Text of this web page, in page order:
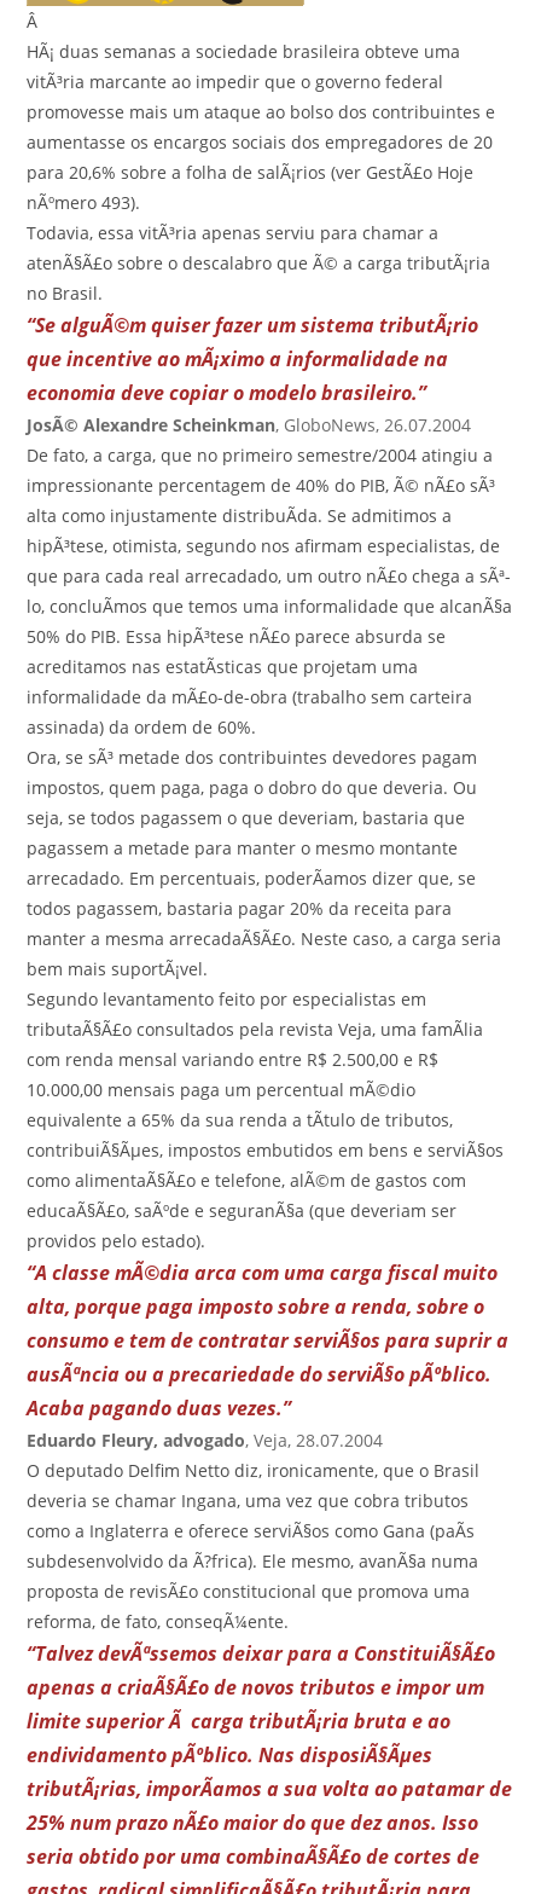
Â
HÃ¡ duas semanas a sociedade brasileira obteve uma
vitÃ³ria marcante ao impedir que o governo federal
promovesse mais um ataque ao bolso dos contribuintes e
aumentasse os encargos sociais dos empregadores de 20
para 20,6% sobre a folha de salÃ¡rios (ver GestÃ£o Hoje
nÃºmero 493).
Todavia, essa vitÃ³ria apenas serviu para chamar a
atenÃ§Ã£o sobre o descalabro que Ã© a carga tributÃ¡ria
no Brasil.
“Se alguÃ©m quiser fazer um sistema tributÃ¡rio
que incentive ao mÃ¡ximo a informalidade na
economia deve copiar o modelo brasileiro.”
JosÃ© Alexandre Scheinkman, GloboNews, 26.07.2004
De fato, a carga, que no primeiro semestre/2004 atingiu a
impressionante percentagem de 40% do PIB, Ã© nÃ£o sÃ³
alta como injustamente distribuÃ­da. Se admitimos a
hipÃ³tese, otimista, segundo nos afirmam especialistas, de
que para cada real arrecadado, um outro nÃ£o chega a sÃª-
lo, concluÃ­mos que temos uma informalidade que alcanÃ§a
50% do PIB. Essa hipÃ³tese nÃ£o parece absurda se
acreditamos nas estatÃ­sticas que projetam uma
informalidade da mÃ£o-de-obra (trabalho sem carteira
assinada) da ordem de 60%.
Ora, se sÃ³ metade dos contribuintes devedores pagam
impostos, quem paga, paga o dobro do que deveria. Ou
seja, se todos pagassem o que deveriam, bastaria que
pagassem a metade para manter o mesmo montante
arrecadado. Em percentuais, poderÃ­amos dizer que, se
todos pagassem, bastaria pagar 20% da receita para
manter a mesma arrecadaÃ§Ã£o. Neste caso, a carga seria
bem mais suportÃ¡vel.
Segundo levantamento feito por especialistas em
tributaÃ§Ã£o consultados pela revista Veja, uma famÃ­lia
com renda mensal variando entre R$ 2.500,00 e R$
10.000,00 mensais paga um percentual mÃ©dio
equivalente a 65% da sua renda a tÃ­tulo de tributos,
contribuiÃ§Ãµes, impostos embutidos em bens e serviÃ§os
como alimentaÃ§Ã£o e telefone, alÃ©m de gastos com
educaÃ§Ã£o, saÃºde e seguranÃ§a (que deveriam ser
providos pelo estado).
“A classe mÃ©dia arca com uma carga fiscal muito
alta, porque paga imposto sobre a renda, sobre o
consumo e tem de contratar serviÃ§os para suprir a
ausÃªncia ou a precariedade do serviÃ§o pÃºblico.
Acaba pagando duas vezes.”
Eduardo Fleury, advogado, Veja, 28.07.2004
O deputado Delfim Netto diz, ironicamente, que o Brasil
deveria se chamar Ingana, uma vez que cobra tributos
como a Inglaterra e oferece serviÃ§os como Gana (paÃ­s
subdesenvolvido da Ã?frica). Ele mesmo, avanÃ§a numa
proposta de revisÃ£o constitucional que promova uma
reforma, de fato, conseqÃ¼ente.
“Talvez devÃªssemos deixar para a ConstituiÃ§Ã£o
apenas a criaÃ§Ã£o de novos tributos e impor um
limite superior Ã carga tributÃ¡ria bruta e ao
endividamento pÃºblico. Nas disposiÃ§Ãµes
tributÃ¡rias, imporÃ­amos a sua volta ao patamar de
25% num prazo nÃ£o maior do que dez anos. Isso
seria obtido por uma combinaÃ§Ã£o de cortes de